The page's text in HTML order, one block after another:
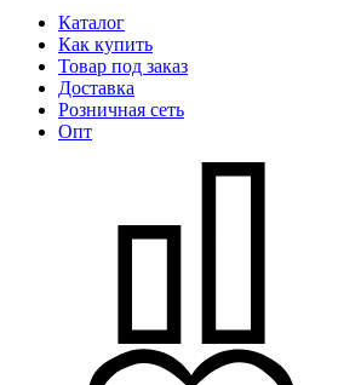
Каталог
Как купить
Товар под заказ
Доставка
Розничная сеть
Опт